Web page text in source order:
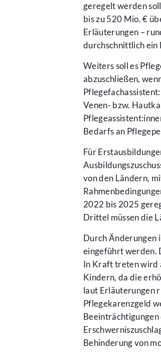
geregelt werden
bis zu 520 Mio. €
Erläuterungen –
durchschnittlich ein
Weiters soll es
abzuschließen,
Venen- bzw.
Bedarfs an
Für
von den Ländern,
2022 bis 2025
Drittel müssen die
Durch Änderungen
eingeführt werden.
In Kraft treten wird
Kindern, da die
laut Erläuterungen
Pflegekarenzgeld
Behinderung von